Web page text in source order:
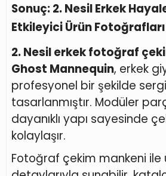
Sonuç: 2. Nesil Erkek
Etkileyici Ürün Fotoğrafları
2. Nesil erkek fotoğraf
Ghost Mannequin, erkek
profesyonel bir şekilde
tasarlanmıştır. Modüler
dayanıklı yapı sayesinde
kolaylaşır.
Fotoğraf çekim mankeni ile